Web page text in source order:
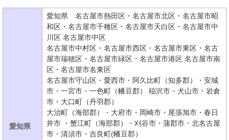
愛知県
愛知県 名古屋市熱田区・名古屋市北区・名古屋市昭
和区・名古屋市千種区・名古屋市天白区・名古屋市中
川区 名古屋市中区
名古屋市中村区・名古屋市西区・名古屋市東区・名古
屋市瑞穂区・名古屋市緑区・名古屋市港区 名古屋市南
区・名古屋市名東区
名古屋市守山区・愛西市・阿久比町（知多郡）・安城
市・一宮市・一色町（幡豆郡） 稲沢市・犬山市・岩倉
市・大口町（丹羽郡）
大治町（海部郡）・大府市・岡崎市・尾張旭市・春日
井市 ・蟹江町（海部郡）・刈谷市・蒲郡市・北名古屋
市・清須市・吉良町(幡豆郡）